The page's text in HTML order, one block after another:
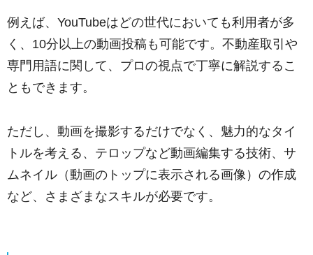
例えば、YouTubeはどの世代においても利用者が多
く、10分以上の動画投稿も可能です。不動産取引や
専門用語に関して、プロの視点で丁寧に解説するこ
ともできます。
ただし、動画を撮影するだけでなく、魅力的なタイ
トルを考える、テロップなど動画編集する技術、サ
ムネイル（動画のトップに表示される画像）の作成
など、さまざまなスキルが必要です。